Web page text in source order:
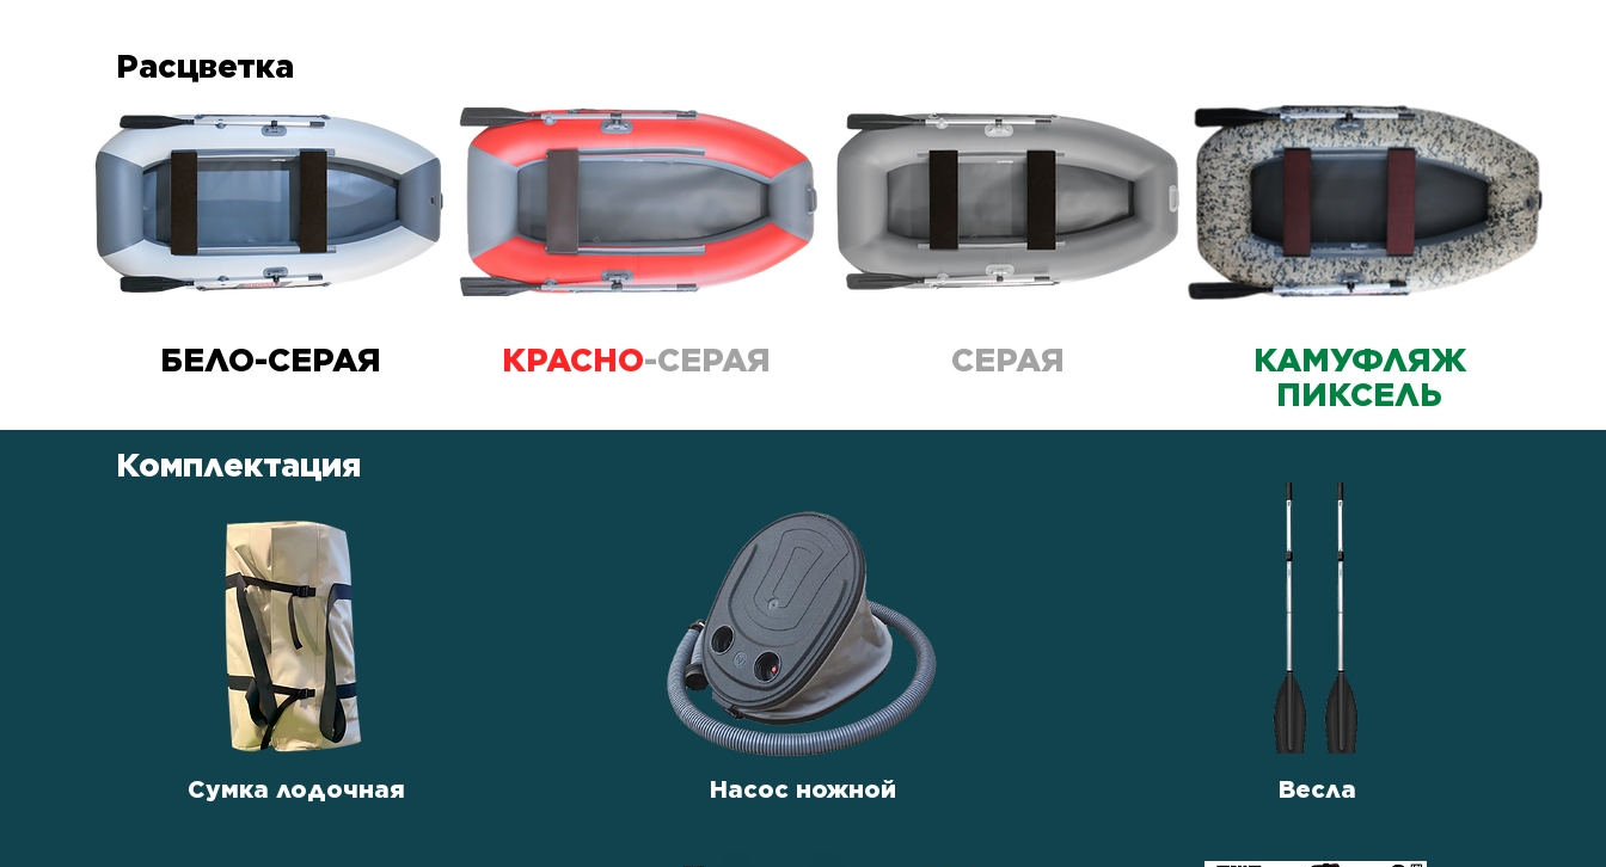
Расцветка
КАМУФЛЯЖ
ПИКСЕЛЬ
СЕРАЯ
КРАСНО-СЕРАЯ
БЕЛО-СЕРАЯ
Комплектация
Сумка лодочная Насос ножной Весла